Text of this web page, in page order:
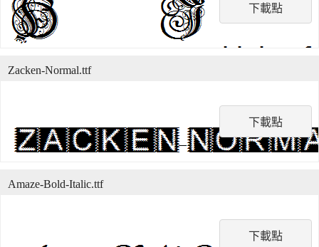
下載點
下載點
Zacken-Normal.ttf
下載點
Amaze-Bold-Italic.ttf